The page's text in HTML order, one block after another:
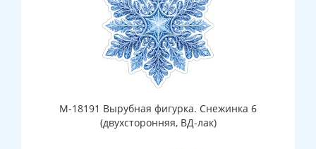
М-18191 Вырубная фигурка. Снежинка 6
(двухсторонняя, ВД-лак)